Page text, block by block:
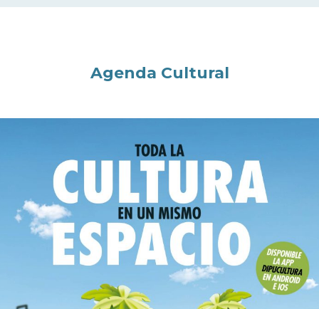
Agenda Cultural